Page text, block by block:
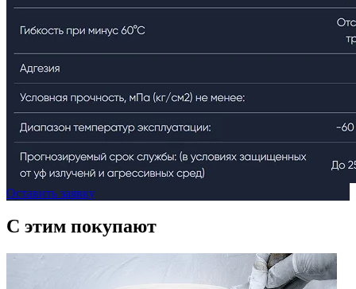
Оставить заявку
C этим покупают